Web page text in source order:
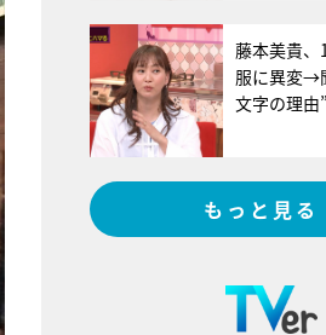
藤本美貴、
服に異変→
文字の理
もっと見る